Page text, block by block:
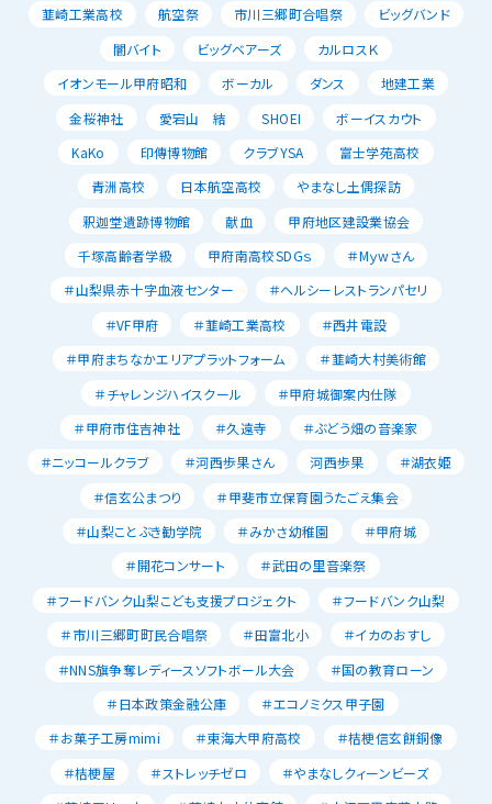
韮崎工業高校
航空祭 市川三郷町合唱祭
ビッグバンド
闇バイト
ビッグベアーズ
カルロスＫ
イオンモール甲府昭和
ボーカル ダンス
地建工業
金桜神社
愛宕山 結 SHOEI
ボーイスカウト
KaKo
印傳博物館 クラブYSA
富士学苑高校
青洲高校
日本航空高校
やまなし土偶探訪
釈迦堂遺跡博物館
献血
甲府地区建設業協会
千塚高齢者学級
甲府南高校SDGｓ
＃Mｙwさん
＃山梨県赤十字血液センター
＃ヘルシーレストランパセリ
＃VF甲府
＃韮崎工業高校
＃西井電設
＃甲府まちなかエリアプラットフォーム
＃韮崎大村美術館
＃チャレンジハイスクール
＃甲府城御案内仕隊
＃甲府市住吉神社
＃久遠寺
＃ぶどう畑の音楽家
＃ニッコールクラブ
＃河西歩果さん 河西歩果
＃湖衣姫
＃信玄公まつり
＃甲斐市立保育園うたごえ集会
＃山梨ことぶき勧学院
＃みかさ幼稚園
＃甲府城
＃開花コンサート
＃武田の里音楽祭
＃フードバンク山梨こども支援プロジェクト
＃フードバンク山梨
＃市川三郷町町民合唱祭
＃田富北小
＃イカのおすし
＃NNS旗争奪レディースソフトボール大会
＃国の教育ローン
＃日本政策金融公庫
＃エコノミクス甲子園
＃お菓子工房mimi
＃東海大甲府高校
＃桔梗信玄餅銅像
＃桔梗屋
＃ストレッチゼロ
＃やまなしクィーンビーズ